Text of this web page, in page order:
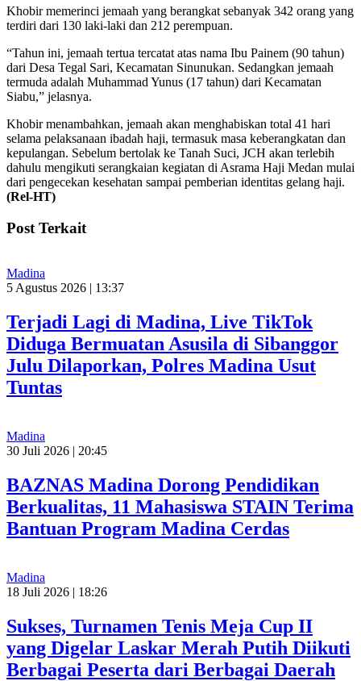
Khobir memerinci jemaah yang berangkat sebanyak 342 orang yang
terdiri dari 130 laki-laki dan 212 perempuan.
“Tahun ini, jemaah tertua tercatat atas nama Ibu Painem (90 tahun)
dari Desa Tegal Sari, Kecamatan Sinunukan. Sedangkan jemaah
termuda adalah Muhammad Yunus (17 tahun) dari Kecamatan
Siabu,” jelasnya.
Khobir menambahkan, jemaah akan menghabiskan total 41 hari
selama pelaksanaan ibadah haji, termasuk masa keberangkatan dan
kepulangan. Sebelum bertolak ke Tanah Suci, JCH akan terlebih
dahulu mengikuti serangkaian kegiatan di Asrama Haji Medan mulai
dari pengecekan kesehatan sampai pemberian identitas gelang haji.
(Rel-HT)
Post Terkait
Madina
5 Agustus 2026 | 13:37
Terjadi Lagi di Madina, Live TikTok
Diduga Bermuatan Asusila di Sibanggor
Julu Dilaporkan, Polres Madina Usut
Tuntas
Madina
30 Juli 2026 | 20:45
BAZNAS Madina Dorong Pendidikan
Berkualitas, 11 Mahasiswa STAIN Terima
Bantuan Program Madina Cerdas
Madina
18 Juli 2026 | 18:26
Sukses, Turnamen Tenis Meja Cup II
yang Digelar Laskar Merah Putih Diikuti
Berbagai Peserta dari Berbagai Daerah